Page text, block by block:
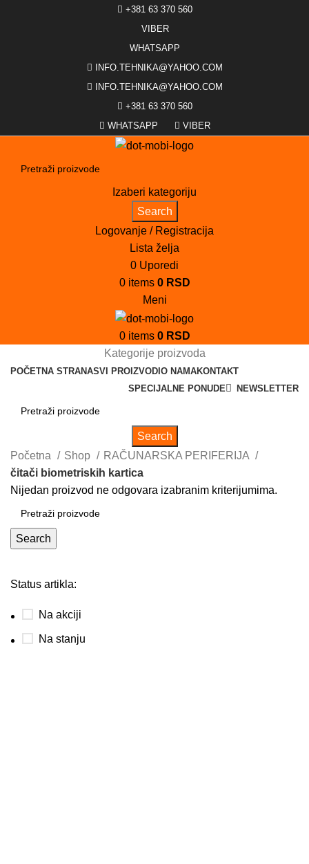
+381 63 370 560
VIBER
WHATSAPP
INFO.TEHNIKA@YAHOO.COM
INFO.TEHNIKA@YAHOO.COM
+381 63 370 560
WHATSAPP
VIBER
Izaberi kategoriju
Search
Logovanje / Registracija
Lista želja
0 Uporedi
0 items 0 RSD
Meni
0 items 0 RSD
Kategorije proizvoda
POČETNA STRANASVI PROIZVODIO NAMAKONTAKT
SPECIJALNE PONUDE
NEWSLETTER
Search
Status artikla:
Na akciji
Na stanju
Početna Shop
RAČUNARSKA PERIFERIJA
čitači biometriskih kartica
Nijedan proizvod ne odgovara izabranim kriterijumima.
Search